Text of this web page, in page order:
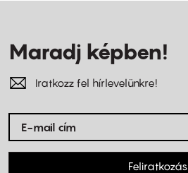
Maradj képben!
Iratkozz fel hírlevelünkre!
Feliratkozás